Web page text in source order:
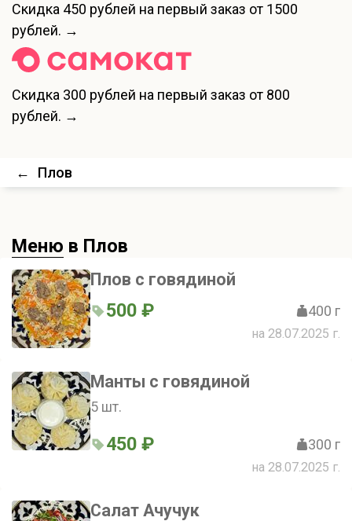
Скидка 450 рублей на первый заказ от 1500
рублей. →
Скидка 300 рублей на первый заказ от 800
рублей. →
← Плов
Меню в Плов
Плов с говядиной
500 ₽ 400 г
на 28.07.2025 г.
Манты с говядиной
5 шт.
450 ₽ 300 г
на 28.07.2025 г.
Салат Ачучук